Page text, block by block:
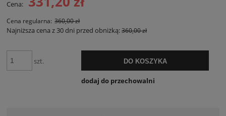
Cena:
Cena regularna: 360,00 zł
Najniższa cena z 30 dni przed obniżką:360,00 zł
szt. DO KOSZYKA
dodaj do przechowalni